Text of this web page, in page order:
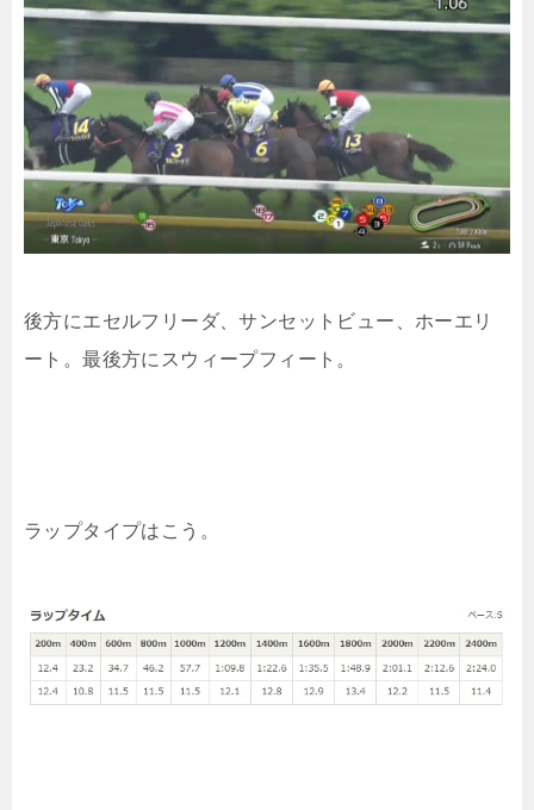
後方にエセルフリーダ、サンセットビュー、ホーエリ
ート。最後方にスウィープフィート。
ラップタイプはこう。